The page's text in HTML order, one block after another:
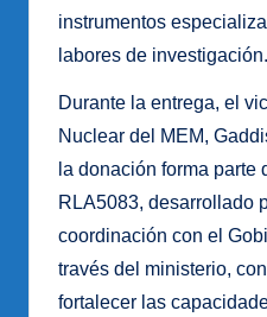
instrumentos
labores de investigación.
Durante la entrega, el
Nuclear del MEM,
la donación forma parte
RLA5083, desarrollado
coordinación con el
través del ministerio,
fortalecer las